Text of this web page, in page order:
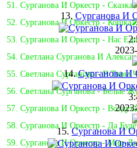
51. Сурганова И Оркестр -
52. Сурганова И Оркестр -
53. Сурганова И Оркестр - Нас
54. Светлана Сурганова И
55. Светлана Сурганова - В Твою
56. Светлана Сурганова - Белые
57. Сурганова И Оркестр -
58. Сурганова И Оркестр - Да
59. Сурганова И Оркестр - Мир-
13. Сурганова И
14.Сурганова И
15.Сурганова И